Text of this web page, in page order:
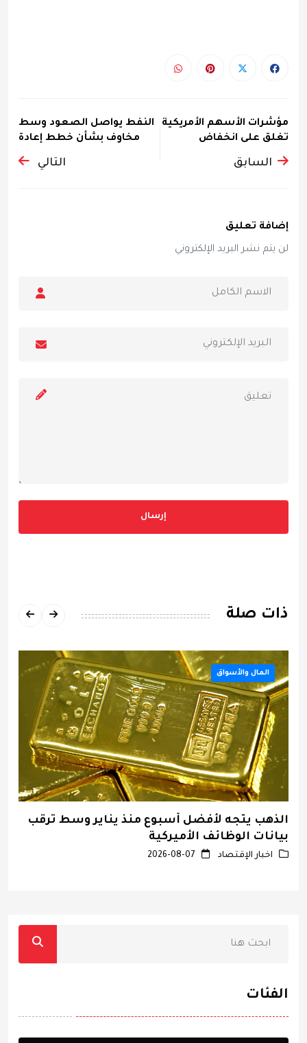
مؤشرات الأسهم الأمريكية
تغلق على انخفاض
السابق
النفط يواصل الصعود وسط
مخاوف بشأن خطط إعادة
فتح...
التالي
إضافة تعليق
لن يتم نشر البريد الإلكتروني
إرسال
ذات صلة
المال والأسواق
الذهب يتجه لأفضل أسبوع منذ يناير وسط ترقب
بيانات الوظائف الأميركية
اخبار الإقتصاد
الفئات